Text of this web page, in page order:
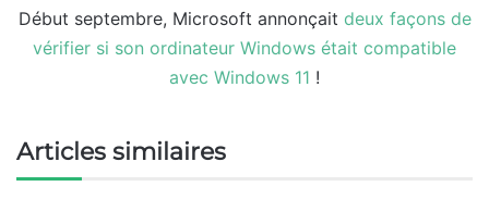
Début septembre, Microsoft annonçait deux façons de
vérifier si son ordinateur Windows était compatible
avec Windows 11 !
Articles similaires